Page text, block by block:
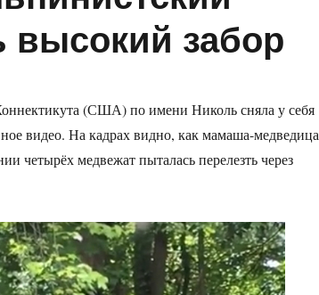
высокий забор
(США) по имени Николь сняла у себя
видео. На кадрах видно, как мамаша-медведица
четырёх медвежат пыталась перелезть через